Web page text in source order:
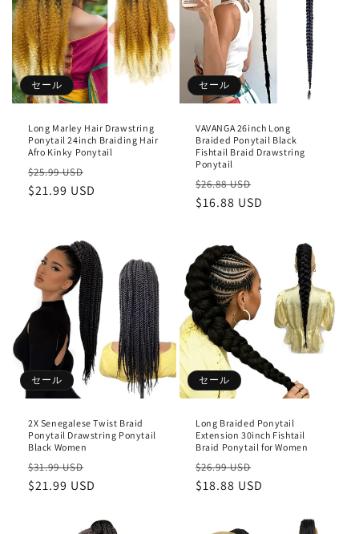
セール
Long Marley Hair Drawstring
Ponytail 24inch Braiding Hair
Afro Kinky Ponytail
通
常
$25.99 USD
ー
格
$21.99 USD
セール
VAVANGA 26inch Long
Braided Ponytail Black
Fishtail Braid Drawstring
Ponytail
通
常
$26.88 USD
ー
$16.88 USD
セール
2X Senegalese Twist Braid
Ponytail Drawstring Ponytail
Black Women
通
常
$31.99 USD
ー
価
$21.99 USD
セール
Long Braided Ponytail
Extension 30inch Fishtail
Braid Ponytail for Women
通
常
$26.99 USD
ー
$18.88 USD